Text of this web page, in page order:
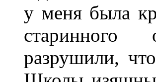
у меня была
старинного
разрушили,